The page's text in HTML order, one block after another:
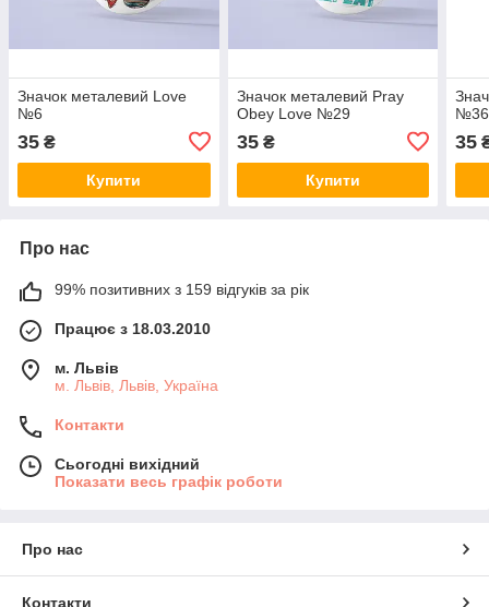
Значок металевий Love
№6
35 ₴
Купити
Значок металевий Pray
Obey Love №29
35₴
Купити
№36
35
Про нас
99% позитивних з 159 відгуків за рік
Працює з 18.03.2010
м. Львів
м. Львів, Львів, Україна
Контакти
Сьогодні вихідний
Показати весь графік роботи
Про нас
Контакти